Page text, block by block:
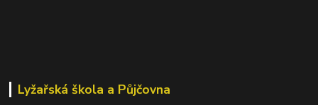
Lyžařská škola a Půjčovna